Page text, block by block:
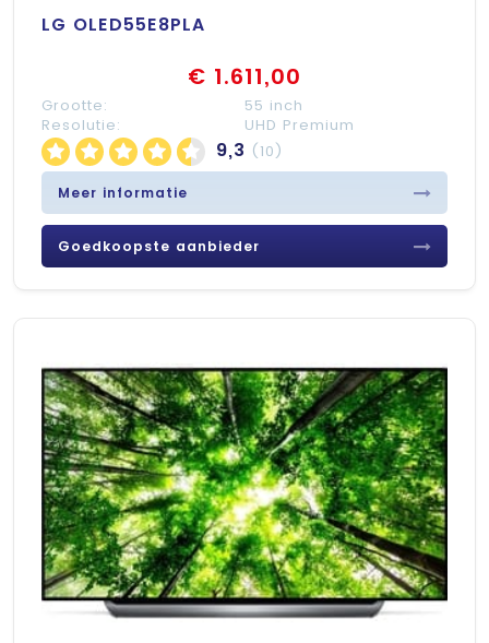
LG OLED55E8PLA
€ 1.611,00
Grootte:
55 inch
Resolutie:
UHD Premium
9,3 (10)
Meer informatie
Goedkoopste aanbieder